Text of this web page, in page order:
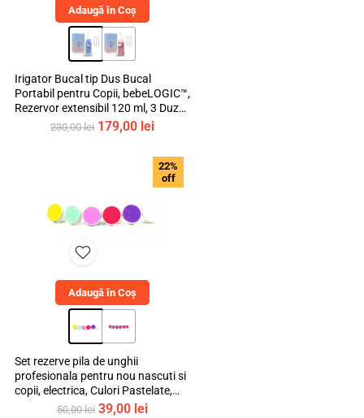
Adaugă în Coș
Irigator Bucal tip Dus Bucal
Portabil pentru Copii, bebeLOGIC™,
Rezervor extensibil 120 ml, 3 Duze
Incluse, Materiale Non-Toxice
230,00lei Prețul
230,00 lei.
179,00 leiPrețul
este:
179,00 lei.
22%
off
Adaugă în Coș
Set rezerve pila de unghii
profesionala pentru nou nascuti si
copii, electrica, Culori Pastelate,
mediLOGIC™
50,00lei Prețul
39,00 leiPrețul
Instagram